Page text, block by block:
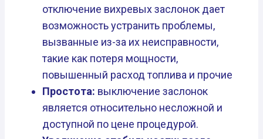
отключение вихревых заслонок дает
возможность устранить проблемы,
вызванные из-за их неисправности,
такие как потеря мощности,
повышенный расход топлива и прочие
Простота: выключение заслонок
является относительно несложной и
доступной по цене процедурой.